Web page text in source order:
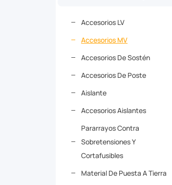
Accesorios LV
Accesorios MV
Accesorios De Sostén
Accesorios De Poste
Aislante
Accesorios Aislantes
Pararrayos Contra
Sobretensiones Y
Cortafusibles
Material De Puesta A Tierra